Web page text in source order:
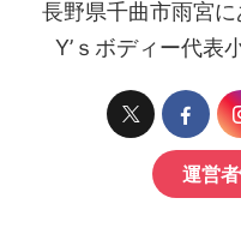
長野県千曲市雨宮
Y’ｓボディー代表
運営